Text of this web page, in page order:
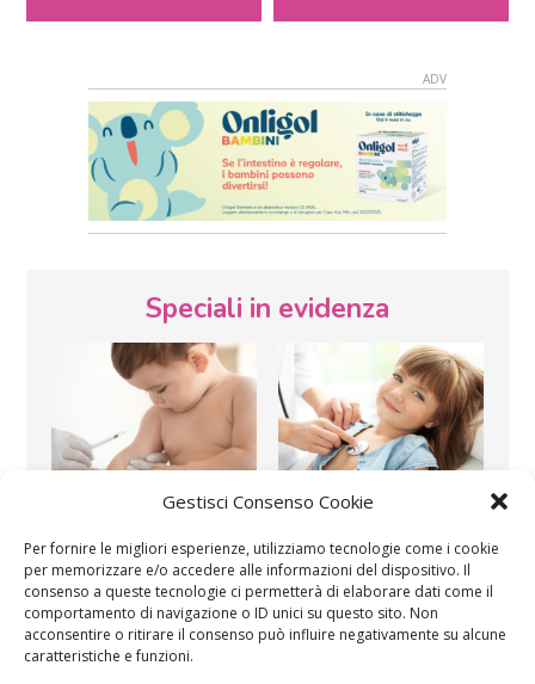
Gestisci Consenso Cookie
Per fornire le migliori esperienze, utilizziamo tecnologie come i cookie
per memorizzare e/o accedere alle informazioni del dispositivo. Il
consenso a queste tecnologie ci permetterà di elaborare dati come il
comportamento di navigazione o ID unici su questo sito. Non
acconsentire o ritirare il consenso può influire negativamente su alcune
caratteristiche e funzioni.
Speciali in evidenza
Vaccini SOS Pediatra